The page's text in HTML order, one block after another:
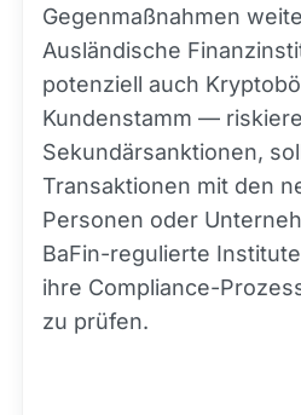
Gegenmaßnahmen
Ausländische
potenziell auch
Kundenstamm —
Sekundärsanktionen,
Transaktionen mit den
Personen oder
BaFin-regulierte
ihre Compliance-
zu prüfen.